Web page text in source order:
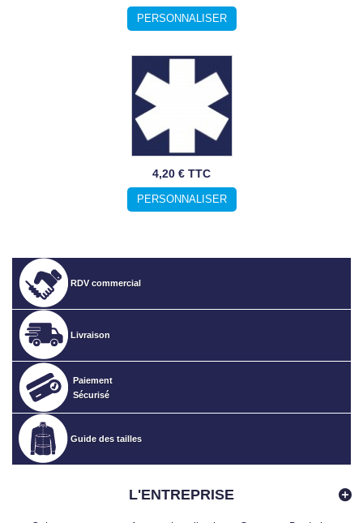
PERSONNALISER
4,20 € TTC
PERSONNALISER
RDV commercial
Livraison
Paiement
Sécurisé
Guide des tailles
L'ENTREPRISE